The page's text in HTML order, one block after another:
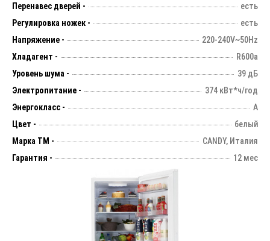
Перенавес дверей -
есть
Регулировка ножек -
есть
Напряжение -
220-240V~50Hz
Хладагент -
R600a
Уровень шума -
39 дБ
Электропитание -
374 кВт*ч/год
Энергокласс -
А
Цвет -
белый
Марка ТМ -
CANDY, Италия
Гарантия -
12 мес